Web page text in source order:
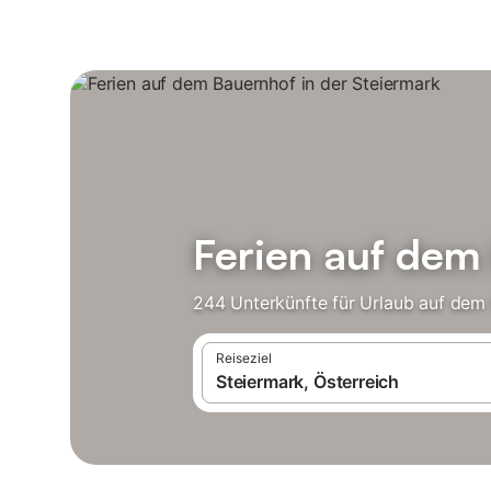
Ferien auf
244 Unterkünfte für Urlaub auf dem
Reiseziel